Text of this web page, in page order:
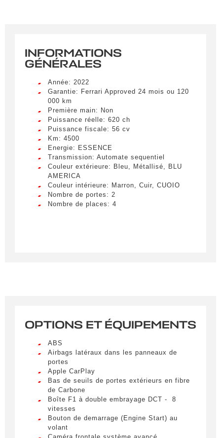
Remplissez le formulaire ci-dessous pour recevoir
une notification par e-mail dès qu’un véhicule
correspondant à vos critères sera disponible.
Civilité *
M.
LIVRAISON PARTOUT EN
FRANCE
INFORMATIONS
GÉNÉRALES
Année: 2022
Garantie: Ferrari Approved 24 mois ou 120
000 km
Première main: Non
Puissance réelle: 620 ch
Puissance fiscale: 56 cv
Km: 4500
Energie: ESSENCE
Transmission: Automate sequentiel
Couleur extérieure: Bleu, Métallisé, BLU
AMERICA
Couleur intérieure: Marron, Cuir, CUOIO
Nombre de portes: 2
Nombre de places: 4
OPTIONS ET ÉQUIPEMENTS
ABS
Airbags latéraux dans les panneaux de
portes
Apple CarPlay
Bas de seuils de portes extérieurs en fibre
de Carbone
Boîte F1 à double embrayage DCT - 8
vitesses
Bouton de demarrage (Engine Start) au
volant